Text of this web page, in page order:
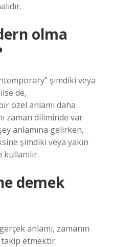
olma
şimdiki veya
de,
özel anlamı daha
zaman diliminde var
anlamına gelirken,
şimdiki veya yakın
demek
anlamı, zamanın
etmektir.